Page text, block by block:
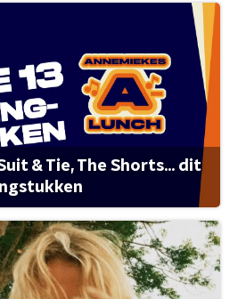
& Tie, The Shorts... dit